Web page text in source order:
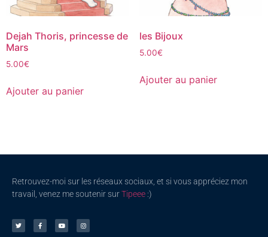
Dejah Thoris, princesse de
Mars
5.00€
Ajouter au panier
les Bijoux
5.00€
Ajouter au panier
Retrouvez-moi sur les réseaux sociaux, et si vous appréciez mon
travail, venez me soutenir surTipeee :)